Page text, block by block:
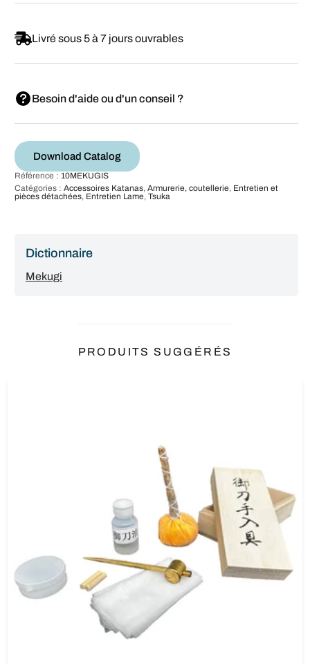
Livré sous 5 à 7 jours ouvrables
Besoin d'aide ou d'un conseil ?
Download Catalog
Référence : 10MEKUGIS
Catégories : Accessoires Katanas, Armurerie, coutellerie, Entretien et
pièces détachées, Entretien Lame, Tsuka
Dictionnaire
Mekugi
PRODUITS SUGGÉRÉS